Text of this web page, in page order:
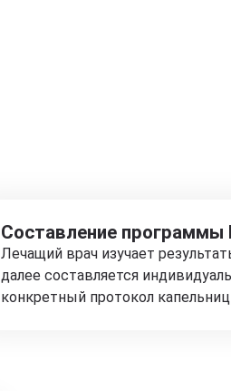
Составление программы
Лечащий врач изучает
далее составляется
конкретный протокол